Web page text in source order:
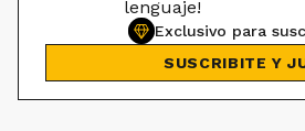
lenguaje!
Exclusivo para
SUSCRIBITE Y